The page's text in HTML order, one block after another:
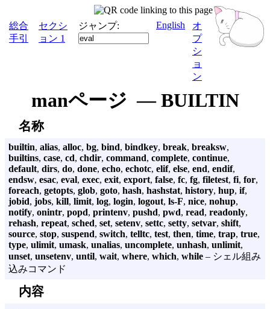
総合
手引
セクシ
ョン 1
ジャンプ: English
オ
プ
シ
ョ
ン
manページ — BUILTIN
名称
builtin, alias, alloc, bg, bind, bindkey, break, breaksw,
builtins, case, cd, chdir, command, complete, continue,
default, dirs, do, done, echo, echotc, elif, else, end, endif,
endsw, esac, eval, exec, exit, export, false, fc, fg, filetest, fi, for,
foreach, getopts, glob, goto, hash, hashstat, history, hup, if,
jobid, jobs, kill, limit, log, login, logout, ls-F, nice, nohup,
notify, onintr, popd, printenv, pushd, pwd, read, readonly,
rehash, repeat, sched, set, setenv, settc, setty, setvar, shift,
source, stop, suspend, switch, telltc, test, then, time, trap, true,
type, ulimit, umask, unalias, uncomplete, unhash, unlimit,
unset, unsetenv, until, wait, where, which, while – シェル組み
込みコマンド
内容